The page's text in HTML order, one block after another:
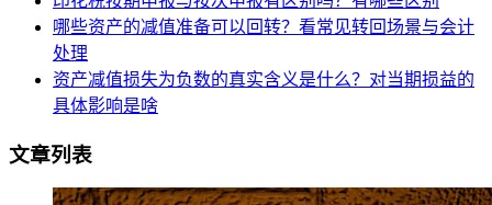
哪些资产的减值准备可以回转？看常见转回场景与会计
处理
资产减值损失为负数的真实含义是什么？对当期损益的
具体影响是啥
文章列表